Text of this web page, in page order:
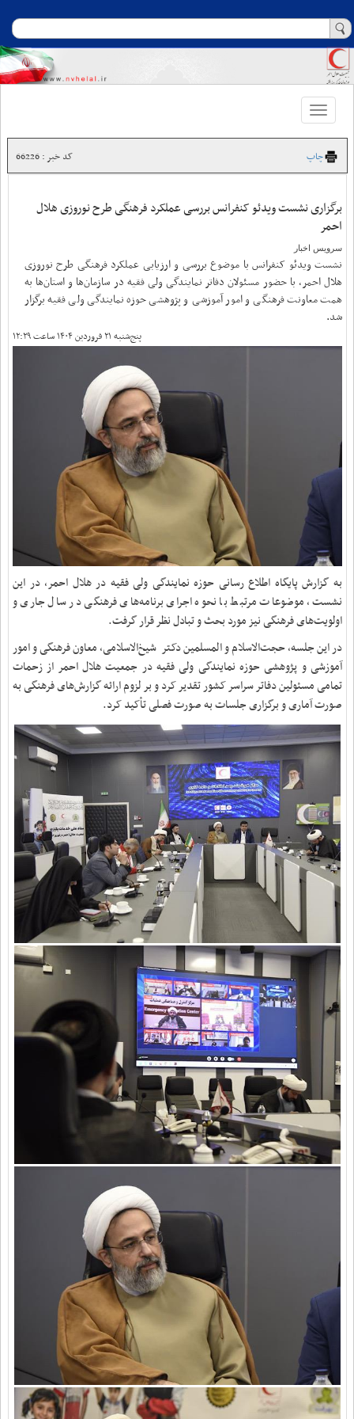
Toggle
navigation
چاپ کد خبر : 66226
برگزاری نشست ویدئو کنفرانس بررسی عملکرد فرهنگی طرح نوروزی هلال
احمر
سرویس اخبار
نشست ویدئو کنفرانس با موضوع بررسی و ارزیابی عملکرد فرهنگی طرح نوروزی
هلال احمر، با حضور مسئولان دفاتر نمایندگی ولی فقیه در سازمان‌ها و استان‌ها به
همت معاونت فرهنگی و امور آموزشی و پژوهشی حوزه نمایندگی ولی فقیه برگزار
شد.
پنج‌شنبه ۲۱ فروردین ۱۴۰۴ ساعت ۱۲:۲۹
به گزارش پایگاه اطلاع رسانی حوزه نمایندگی ولی فقیه در هلال احمر، در این
نشست، موضوعات مرتبط با نحوه اجرای برنامه‌های فرهنگی در سال جاری و
اولویت‌های فرهنگی نیز مورد بحث و تبادل نظر قرار گرفت.
در این جلسه، حجت‌الاسلام و المسلمین دکتر شیخ‌الاسلامی، معاون فرهنگی و امور
آموزشی و پژوهشی حوزه نمایندگی ولی فقیه در جمعیت هلال احمر از زحمات
تمامی مسئولین دفاتر سراسر کشور تقدیر کرد و بر لزوم ارائه گزارش‌های فرهنگی به
صورت آماری و برگزاری جلسات به صورت فصلی تأکید کرد.